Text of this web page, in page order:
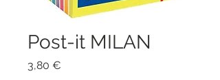
Post-it MILAN
3,80 €